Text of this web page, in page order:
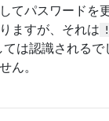
てパスワードを
ますが、それは !
は認識されるで
ん。